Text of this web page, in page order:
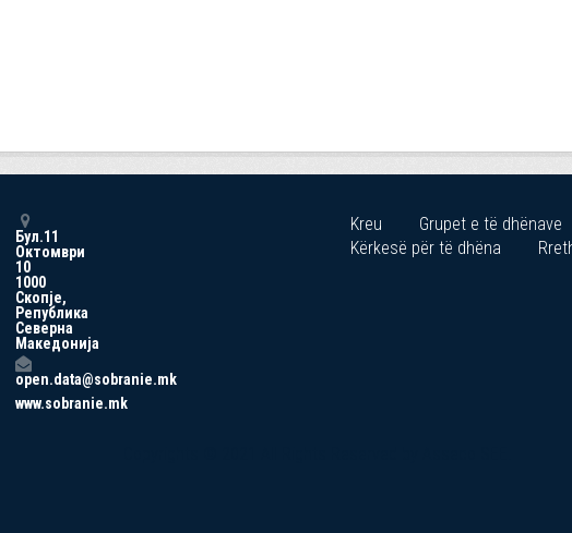
Бул.11
Октомври
10
1000
Скопје,
Република
Северна
Македонија
open.data@sobranie.mk
www.sobranie.mk
Kreu Grupet e të dhënave
Kërkesë për të dhëna